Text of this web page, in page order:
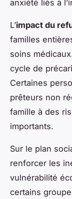
anxiété liés à
L’impact du
familles
soins
cycle de
Certaines
prêteurs non
famille à des
importants.
Sur le plan
renforcer les
vulnérabilité
certains